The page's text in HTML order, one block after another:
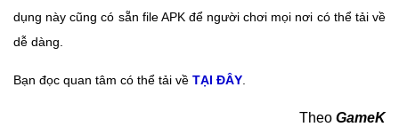
dụng này cũng có sẵn file APK để người chơi mọi nơi có thể tải về
dễ dàng.
Bạn đọc quan tâm có thể tải về TẠI ĐÂY
Theo GameK